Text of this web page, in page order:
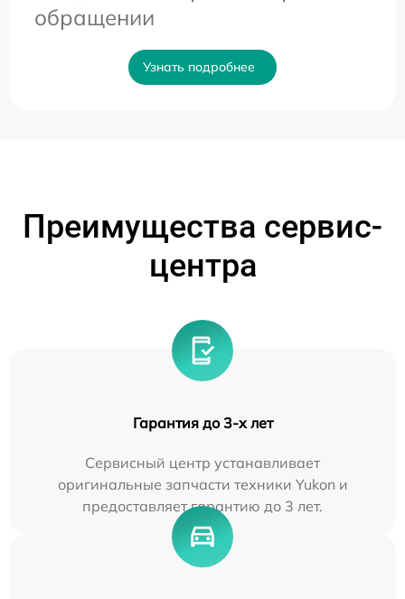
обращении
Узнать подробнее
Преимущества сервис-
центра
Гарантия до 3-х лет
Сервисный центр устанавливает
оригинальные запчасти техники Yukon и
предоставляет гарантию до 3 лет.